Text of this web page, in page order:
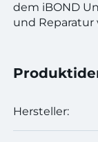
dem iBOND
und Reparatur
Hersteller: